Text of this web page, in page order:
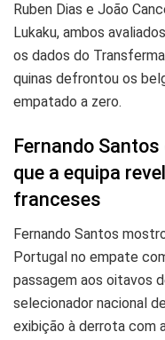
Ruben Dias e João
Lukaku, ambos
os dados do
quinas defrontou os
empatado a zero.
Fernando
que a equipa
franceses
Fernando Santos
Portugal no empate
passagem aos oitavos
selecionador nacional
exibição à derrota com